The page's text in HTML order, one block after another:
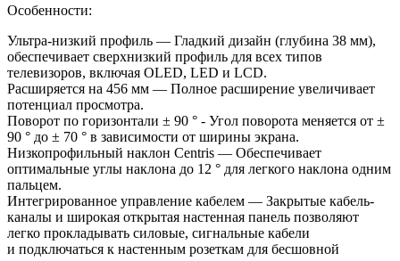
Особенности:
Ультра-низкий профиль — Гладкий дизайн (глубина 38 мм),
обеспечивает сверхнизкий профиль для всех типов
телевизоров, включая OLED, LED и LCD.
Расширяется на 456 мм — Полное расширение увеличивает
потенциал просмотра.
Поворот по горизонтали ± 90 ° - Угол поворота меняется от ±
90 ° до ± 70 ° в зависимости от ширины экрана.
Низкопрофильный наклон Centris — Обеспечивает
оптимальные углы наклона до 12 ° для легкого наклона одним
пальцем.
Интегрированное управление кабелем — Закрытые кабель-
каналы и широкая открытая настенная панель позволяют
легко прокладывать силовые, сигнальные кабели
и подключаться к настенным розеткам для бесшовной